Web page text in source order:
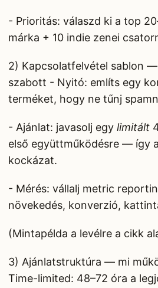
- Prioritás: válaszd ki a top
márka + 10 indie zenei
2) Kapcsolatfelvétel sablon
szabott - Nyitó: említs egy
terméket, hogy ne tűnj
- Ajánlat: javasolj egy limitált
első együttműködésre — így
kockázat.
- Mérés: vállalj metric
növekedés, konverzió,
(Mintapélda a levélre a cikk
3) Ajánlatstruktúra — mi
Time-limited: 48–72 óra a